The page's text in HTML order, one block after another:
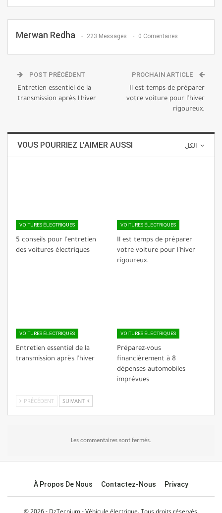
Merwan Redha 223 Messages 0 Comentaires
POST PRÉCÉDENT
Entretien essentiel de la
transmission après l'hiver
PROCHAIN ARTICLE
Il est temps de préparer
votre voiture pour l'hiver
rigoureux.
VOUS POURRIEZ L'AIMER AUSSI
VOITURES ÉLECTRIQUES
5 conseils pour l'entretien
des voitures électriques
VOITURES ÉLECTRIQUES
Il est temps de préparer
votre voiture pour l'hiver
rigoureux.
VOITURES ÉLECTRIQUES
Entretien essentiel de la
transmission après l'hiver
VOITURES ÉLECTRIQUES
Préparez-vous
financièrement à 8
dépenses automobiles
imprévues
PRÉCÉDENT SUIVANT
Les commentaires sont fermés.
À Propos De Nous Contactez-Nous Privacy